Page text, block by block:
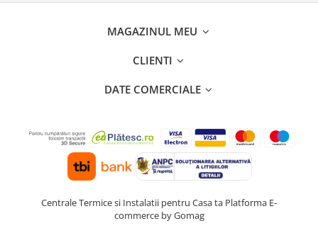
Mufa rapida pt teava PEHD
HIDRANTI SI ACCESORII
Pompe submersibile
Pompe pentru testare instalatii
APOMETRE/ CAMIN APOMETRE
MAGAZINUL MEU
CLIENTI
DATE COMERCIALE
Centrale Termice si Instalatii pentru Casa ta Platforma E-
commerce by Gomag